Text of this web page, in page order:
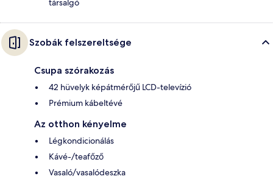
társalgó
Szobák felszereltsége
Csupa szórakozás
42 hüvelyk képátmérőjű LCD-televízió
Prémium kábeltévé
Az otthon kényelme
Légkondicionálás
Kávé-/teafőző
Vasaló/vasalódeszka